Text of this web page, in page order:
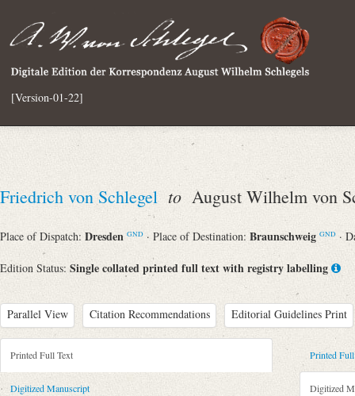
[Version-01-22]
Friedrich von Schlegel to August Wilhelm von
Place of Dispatch: Dresden GND · Place of Destination: Braunschweig GND ·
Edition Status: Single collated printed full text with registry labelling
Parallel View Citation Recommendations Editorial Guidelines Print
Metadata Concerning Header
Sender: Friedrich von Schlegel
Printed Full Text
Digitized Manuscript
Printed
Digitized